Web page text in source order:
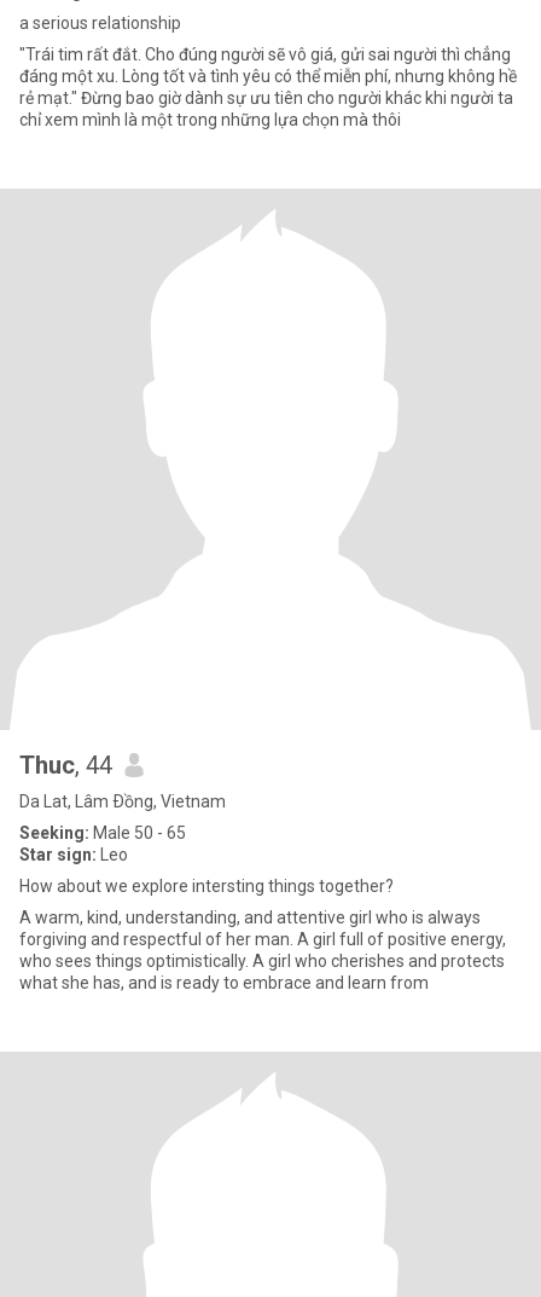
a serious relationship
"Trái tim rất đắt. Cho đúng người sẽ vô giá, gửi sai người thì chẳng
đáng một xu. Lòng tốt và tình yêu có thể miễn phí, nhưng không hề
rẻ mạt." Đừng bao giờ dành sự ưu tiên cho người khác khi người ta
chỉ xem mình là một trong những lựa chọn mà thôi
Thuc, 44
Da Lat, Lâm Ðồng, Vietnam
Seeking: Male 50 - 65
Star sign: Leo
How about we explore intersting things together?
A warm, kind, understanding, and attentive girl who is always
forgiving and respectful of her man. A girl full of positive energy,
who sees things optimistically. A girl who cherishes and protects
what she has, and is ready to embrace and learn from